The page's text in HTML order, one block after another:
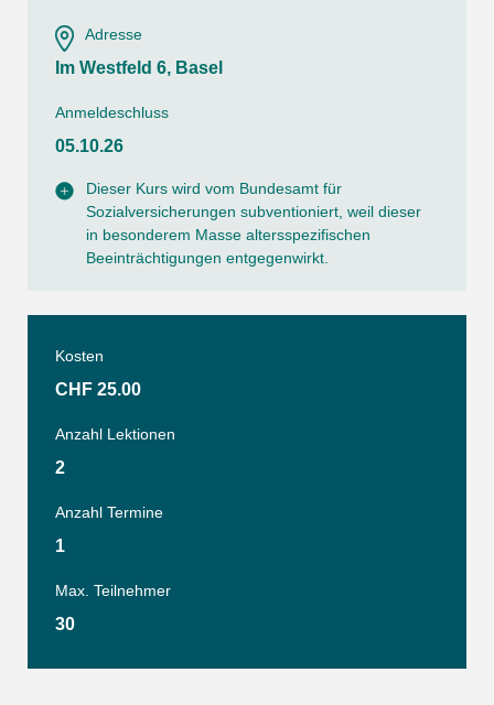
Adresse
Im Westfeld 6, Basel
Anmeldeschluss
05.10.26
Dieser Kurs wird vom Bundesamt für
Sozialversicherungen subventioniert, weil dieser
in besonderem Masse altersspezifischen
Beeinträchtigungen entgegenwirkt.
Kosten
CHF 25.00
Anzahl Lektionen
2
Anzahl Termine
1
Max. Teilnehmer
30